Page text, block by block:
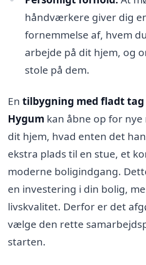
håndværkere giver dig
fornemmelse af, hvem
arbejde på dit hjem, og
stole på dem.
En tilbygning med fladt tag
Hygum kan åbne op for
dit hjem, hvad enten det
ekstra plads til en stue, et
moderne boligindgang.
en investering i din bolig,
livskvalitet. Derfor er det
vælge den rette
starten.